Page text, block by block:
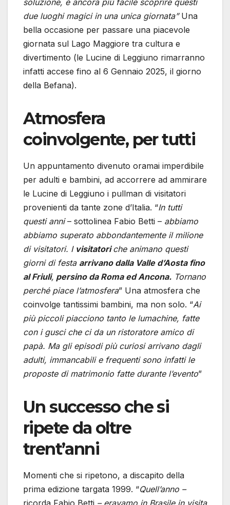
soluzione, è ancora più facile scoprire questi
due luoghi magici in una unica giornata” Una
bella occasione per passare una piacevole
giornata sul Lago Maggiore tra cultura e
divertimento (le Lucine di Leggiuno rimarranno
infatti accese fino al 6 Gennaio 2025, il giorno
della Befana).
Atmosfera
coinvolgente, per tutti
Un appuntamento divenuto oramai imperdibile
per adulti e bambini, ad accorrere ad ammirare
le Lucine di Leggiuno i pullman di visitatori
provenienti da tante zone d’Italia. “In tutti
questi anni– sottolinea Fabio Betti – abbiamo
abbiamo superato abbondantemente il milione
di visitatori. I visitatoriche animano questi
giorni di festa arrivano dalla Valle d’Aosta fino
al Friuli, persino da Roma ed Ancona. Tornano
perché piace l’atmosfera” Una atmosfera che
coinvolge tantissimi bambini, ma non solo. “Ai
più piccoli piacciono tanto le lumachine, fatte
con i gusci che ci da un ristoratore amico di
papà. Ma gli episodi più curiosi arrivano dagli
adulti, immancabili e frequenti sono infatti le
proposte di matrimonio fatte durante l’evento”
Un successo che si
ripete da oltre
trent’anni
Momenti che si ripetono, a discapito della
prima edizione targata 1999. “Quell’anno –
ricorda Fabio Betti – eravamo in Brasile in visita